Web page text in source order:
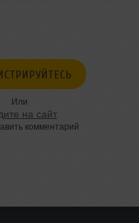
Или
на сайт
комментарий